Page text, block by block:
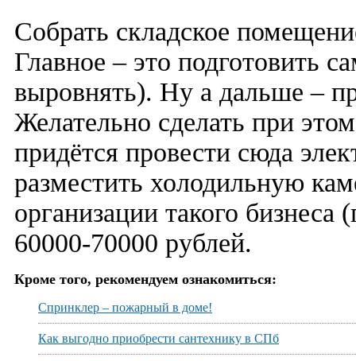
Собрать складское
Главное – это подготовить
выровнять). Ну а дальше –
Желательно сделать при
придётся провести сюда
разместить холодильную
организации такого
60000-70000 рублей.
Кроме того, рекомендуем ознакомиться:
Спринклер – пожарный в доме!
Как выгодно приобрести сантехнику в СПб